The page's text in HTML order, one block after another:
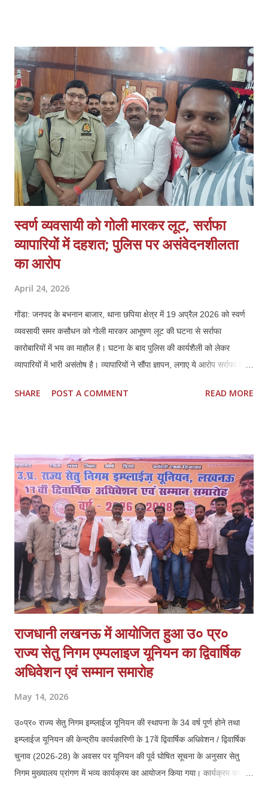
घोषित किया जाना चाहिए। सभी अस्पतालों में CCTV कैमरे लगाए जाने चाहिए और
उन्हें पूरी तरह से सुरक्षित रखा जाना चाहिए। सीनियर पुलिस अधिकारियों को यह
पक्का करना चाहिए कि पुलिस पेट्रोलिंग गाड़ियां अस्पताल के इलाकों में अक्सर
पेट्रोलिंग करें।
स्वर्ण व्यवसायी को गोली मारकर लूट, सर्राफा
व्यापारियों में दहशत; पुलिस पर असंवेदनशीलता
का आरोप
April 24, 2026
गोंडा: जनपद के बभनान बाजार, थाना छपिया क्षेत्र में 19 अप्रैल 2026 को स्वर्ण
व्यवसायी समर कसौधन को गोली मारकर आभूषण लूट की घटना से सर्राफा
कारोबारियों में भय का माहौल है। घटना के बाद पुलिस की कार्यशैली को लेकर
व्यापारियों में भारी असंतोष है। व्यापारियों ने सौंपा ज्ञापन, लगाए ये आरोप सर्राफा एवं
खुद बयान दिया है, जिसका वीडियो भी मौजूद है। इसके बावजूद पुलिस ने उनके भाई
दर्ज हो। 2. समय सीमा में खुलासा कर अपराधियों की गिरफ्तारी और 100%
बरामदगी हो। 3. स्वर्ण व्यवसायी क्षेत्रों में अतिरिक्त पुलिस बल तैनात किया जाए।
4. आत्मरक्षा के लिए स्वर्ण व्यापारियों को प्राथमिकता पर शस्त्र लाइसेंस दिए जाएं।
व्यापारियों का कहना है कि घटना के बाद से माल के आवागमन में असुरक्षा महसूस हो
रही है और व्य...
SHARE POST A COMMENT READ MORE
राजधानी लखनऊ में आयोजित हुआ उ० प्र०
राज्य सेतु निगम एम्पलाइज यूनियन का द्विवार्षिक
अधिवेशन एवं सम्मान समारोह
May 14, 2026
उ०प्र० राज्य सेतु निगम इम्प्लाईज यूनियन की स्थापना के 34 वर्ष पूर्ण होने तथा
इम्प्लाईज यूनियन की केन्द्रीय कार्यकारिणी के 17वें द्विवार्षिक अधिवेशन / द्विवार्षिक
चुनाव (2026-28) के अवसर पर यूनियन की पूर्व घोषित सूचना के अनुसार सेतु
निगम मुख्यालय प्रांगण में भव्य कार्यक्रम का आयोजन किया गया। कार्यक्रम का